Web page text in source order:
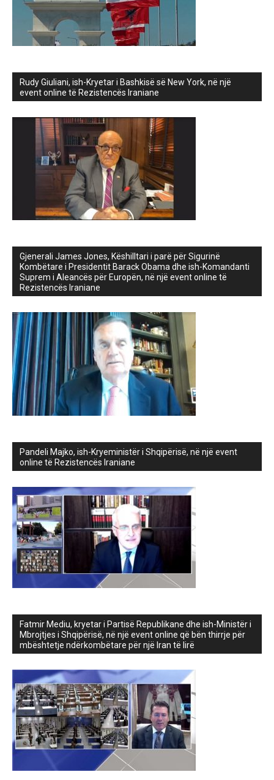
Rudy Giuliani, ish-Kryetar i Bashkisë së New York, në një
event online të Rezistencës Iraniane
Gjenerali James Jones, Këshilltari i parë për Sigurinë
Kombëtare i Presidentit Barack Obama dhe ish-Komandanti
Suprem i Aleancës për Europën, në një event online të
Rezistencës Iraniane
Pandeli Majko, ish-Kryeministër i Shqipërisë, në një event
online të Rezistencës Iraniane
Fatmir Mediu, kryetar i Partisë Republikane dhe ish-Ministër i
Mbrojtjes i Shqipërisë, në një event online që bën thirrje për
mbështetje ndërkombëtare për një Iran të lirë